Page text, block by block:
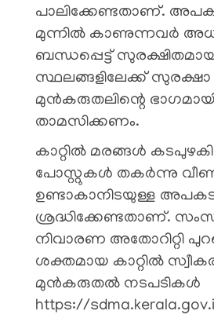
പാലിക്കേണ്ടതാണ്.
മുന്നിൽ കാണുന്നവർ
ബന്ധപ്പെട്ട്
സ്ഥലങ്ങളിലേക്ക് സുരക്ഷാ
മുൻകരുതലിന്റെ ഭാഗമായി
താമസിക്കണം.
കാറ്റിൽ മരങ്ങൾ
പോസ്റ്റുകൾ തകർന്നു
ഉണ്ടാകാനിടയുള്ള
ശ്രദ്ധിക്കേണ്ടതാണ്.
നിവാരണ അതോറിറ്റി
ശക്തമായ കാറ്റിൽ
മുൻകരുതൽ നടപടികൾ
https://